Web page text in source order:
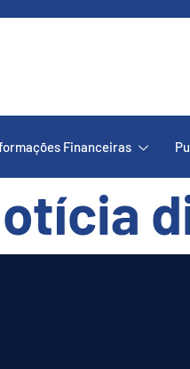
Financeiras